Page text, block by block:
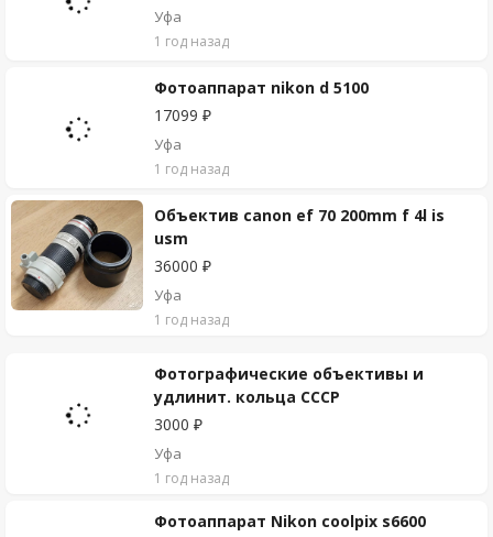
Уфа
1 год назад
Фотоаппарат nikon d 5100
17099 ₽
Уфа
1 год назад
Объектив canon ef 70 200mm f 4l is
usm
36000 ₽
Уфа
1 год назад
Фотографические объективы и
удлинит. кольца СССР
3000 ₽
Уфа
1 год назад
Фотоаппарат Nikon coolpix s6600